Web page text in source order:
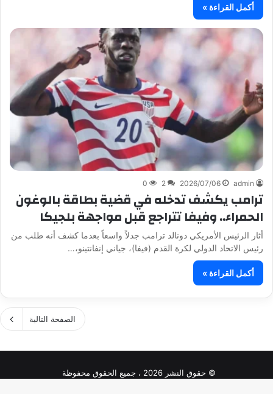
أكمل القراءة »
admin
2026/07/06
2
0
ترامب يكشف تدخله في قضية بطاقة بالوغون
الحمراء.. وفيفا تتراجع قبل مواجهة بلجيكا
أثار الرئيس الأمريكي دونالد ترامب جدلاً واسعاً بعدما كشف أنه طلب من
رئيس الاتحاد الدولي لكرة القدم (فيفا)، جياني إنفانتينو،…
أكمل القراءة »
الصفحة التالية
© حقوق النشر 2026 ، جميع الحقوق محفوظة